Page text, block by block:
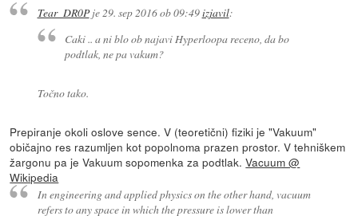
Tear_DR0Pje29. sep 2016 ob 09:49izjavil:
Caki .. a ni blo ob najavi Hyperloopa receno, da bo
podtlak, ne pa vakum?
Točno tako.
Prepiranje okoli oslove sence. V (teoretični) fiziki je "Vakuum"
običajno res razumljen kot popolnoma prazen prostor. V tehniškem
žargonu pa je Vakuum sopomenka za podtlak.Vacuum @
Wikipedia
In engineering and applied physics on the other hand, vacuum
refers to any space in which the pressure is lower than